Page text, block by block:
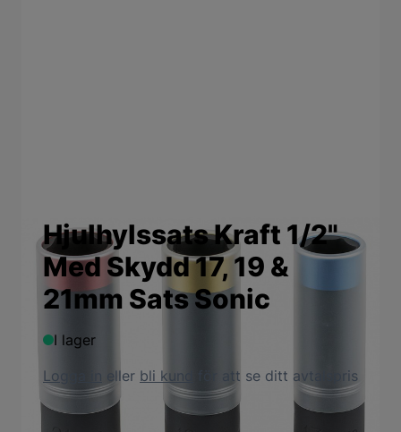
Hjulhylssats Kraft 1/2"
Med Skydd 17, 19 &
21mm Sats Sonic
I lager
Logga in
eller bli kund för att se ditt avtalspris